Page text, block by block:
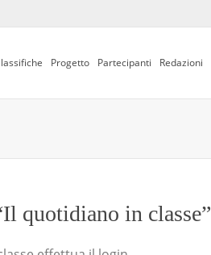
Progetto Partecipanti Redazioni
quotidiano in classe”